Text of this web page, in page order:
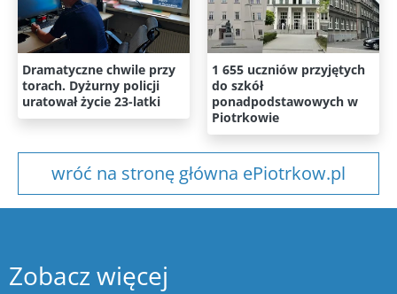
Dramatyczne chwile przy
torach. Dyżurny policji
uratował życie 23-latki
1 655 uczniów przyjętych
do szkół
ponadpodstawowych w
Piotrkowie
wróć na stronę główna ePiotrkow.pl
Zobacz więcej